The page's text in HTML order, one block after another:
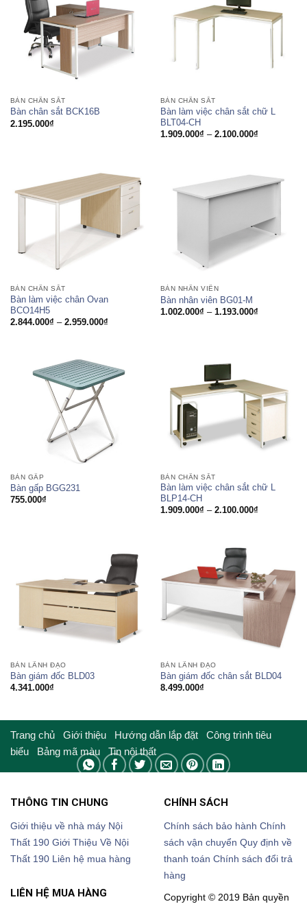
BÀN CHÂN SẮT
Bàn chân sắt BCK16B
2.195.000₫
BÀN CHÂN SẮT
Bàn làm việc chân sắt chữ L
BLT04-CH
1.909.000₫ – 2.100.000₫Khoảng
2.100.000₫
BÀN CHÂN SẮT
Bàn làm việc chân Ovan
BCO14H5
2.844.000₫ – 2.959.000₫Khoảng
BÀN NHÂN VIÊN
Bàn nhân viên BG01-M
1.002.000₫ – 1.193.000₫Khoảng
BÀN GẤP
Bàn gấp BGG231
755.000₫
BÀN CHÂN SẮT
Bàn làm việc chân sắt chữ L
BLP14-CH
1.909.000₫ – 2.100.000₫Khoảng
BÀN LÃNH ĐẠO
Bàn giám đốc BLD03
4.341.000₫
BÀN LÃNH ĐẠO
Bàn giám đốc chân sắt BLD04
8.499.000₫
Trang chủ Giới thiệu Hướng dẫn lắp đặt Công trình tiêu
biểu
Bảng mã màu Tin nội thất
THÔNG TIN CHUNG
Giới thiệu về nhà máy Nội
Thất 190 Giới Thiệu Về Nội
Thất 190 Liên hệ mua hàng
CHÍNH SÁCH
Chính sách bảo hành Chính
sách vận chuyển Quy định về
thanh toán Chính sách đổi trả
hàng
LIÊN HỆ MUA HÀNG
Copyright © 2019 Bản quyền